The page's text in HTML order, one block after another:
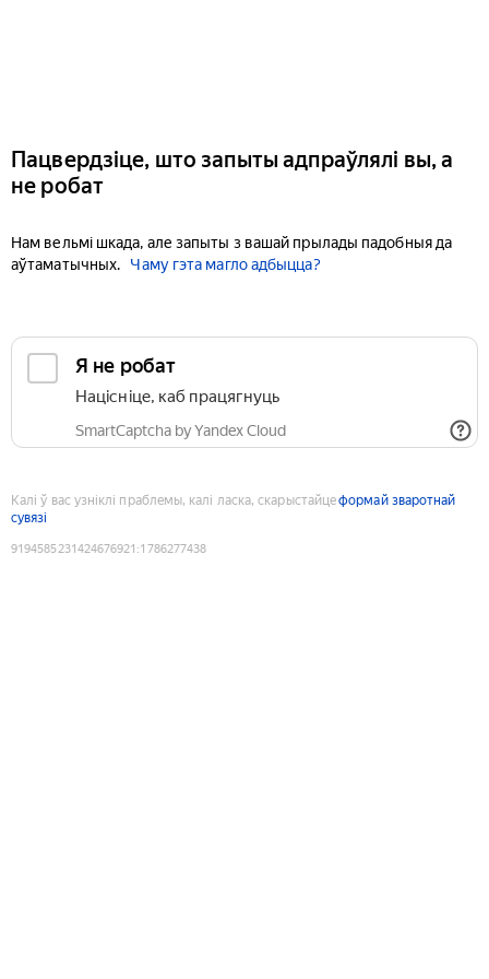
Пацвердзіце, што запыты адпраўлялі вы, а
не робат
Нам вельмі шкада, але запыты з вашай прылады падобныя да
аўтаматычных.
Чаму гэта магло адбыцца?
Я не робат
Націсніце, каб працягнуць
SmartCaptcha by Yandex Cloud
Калі ў вас узніклі праблемы, калі ласка, скарыстайцеформай зваротнай
сувязі
9194585231424676921 :1786277438